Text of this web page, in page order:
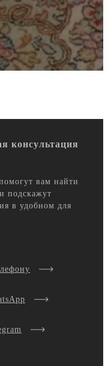
консультация
вам найти
подскажут
в удобном для